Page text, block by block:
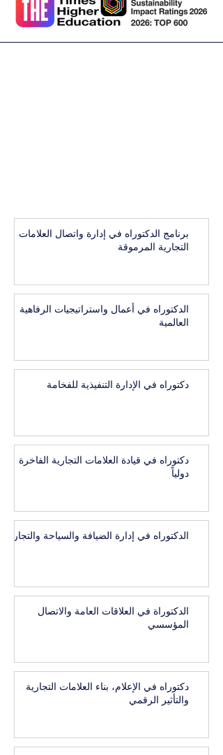
برنامج الدكتوراه في إدارة واتصال العلامات
التجارية المرموقة
الدكتوراه في أعمال واستراتيجيات الرفاهية
العالمية
دكتوراه في الإدارة التنفيذية للفخامة
دكتوراه في قيادة العلامات التجارية الفاخرة
دولياً
الدكتوراه في إدارة الضيافة والسياحة والتجارب
الدكتوراة في العلاقات العامة والاتصال
المؤسسي
دكتوراه في الإعلام، بناء العلامات التجارية
والتأثير الرقمي